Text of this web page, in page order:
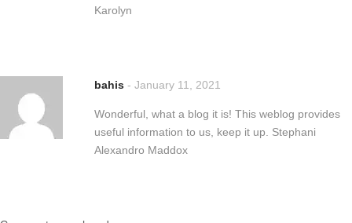
Karolyn
bahis - January 11, 2021
Wonderful, what a blog it is! This weblog provides
useful information to us, keep it up. Stephani
Alexandro Maddox